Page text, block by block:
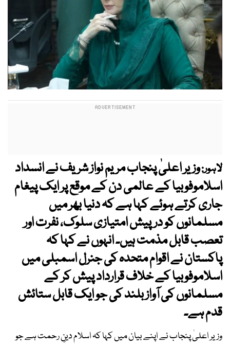
لاہور:وزیر اعلیٰ پنجاب مریم نواز شریف نے انسداد
اسلاموفوبیا کے عالمی دن کے موقع پر ایک پیغام
جاری کرتے ہوئے کہا ہے کہ دنیا بھر میں
مسلمانوں کو درپیش امتیازی سلوک، نفرت اور
تعصب قابل مذمت ہیں۔ انہوں نے کہا کہ
پاکستان نے اقوام متحدہ کی جنرل اسمبلی میں
اسلاموفوبیا کے خلاف قرارداد پیش کر کے
مسلمانوں کی آواز بلند کی جو ایک قابل ستائش
قدم ہے۔
وزیر اعلیٰ پنجاب نے اپنے بیان میں کہا کہ اسلام دینِ رحمت ہے جو